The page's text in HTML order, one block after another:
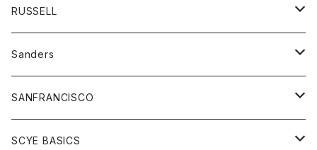
ニット
ベスト
オーバーオール
ボトム
ペインターパンツ
Tシャツ
グッズ
帽子
RUSSELL
アウター
コート
パーカー
スカート
Tシャツ
Sanders
グッズ
靴
SANFRANCISCO
アウター
SCYE BASICS